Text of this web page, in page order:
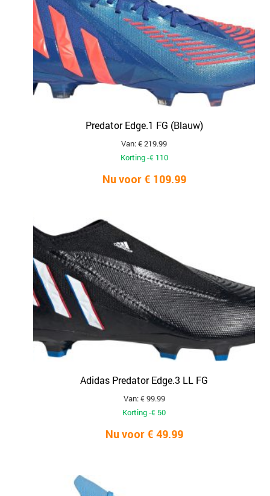
Predator Edge.1 FG (Blauw)
Van: € 219.99
Korting -€ 110
Nu voor € 109.99
Adidas Predator Edge.3 LL FG
Van: € 99.99
Korting -€ 50
Nu voor € 49.99